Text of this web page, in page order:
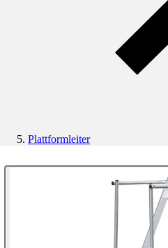
Plattformleiter